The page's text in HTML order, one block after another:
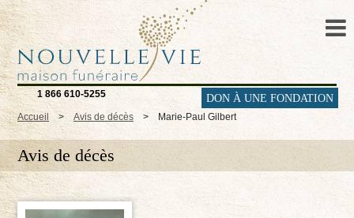
1 866 610-5255 DON À UNE FONDATION
Accueil > Avis de décès > Marie-Paul Gilbert
Avis de décès